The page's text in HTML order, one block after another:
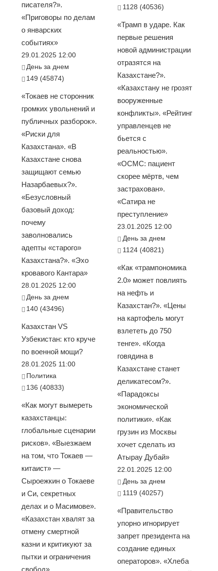
писателя?».
«Приговоры по делам
о январских
событиях»
29.01.2025 12:00
День за днем
149 (45874)
«Токаев не сторонник
громких увольнений и
публичных разборок».
«Риски для
Казахстана». «В
Казахстане снова
защищают семью
Назарбаевых?».
«Безусловный
базовый доход:
почему
заволновались
адепты «старого»
Казахстана?». «Эхо
кровавого Кантара»
28.01.2025 12:00
День за днем
140 (43496)
Казахстан VS
Узбекистан: кто круче
по военной мощи?
28.01.2025 11:00
Политика
136 (40833)
«Как могут вымереть
казахстанцы:
глобальные сценарии
рисков». «Выезжаем
на том, что Токаев —
китаист» —
Сыроежкин о Токаеве
и Си, секретных
делах и о Масимове».
«Казахстан хвалят за
отмену смертной
казни и критикуют за
пытки и ограничения
1128 (40536)
«Трамп в ударе. Как
первые решения
новой администрации
отразятся на
Казахстане?».
«Казахстану не грозят
вооруженные
конфликты». «Рейтинг
управленцев не
бьется с
реальностью».
«ОСМС: пациент
скорее мёртв, чем
застрахован».
«Сатира не
преступление»
23.01.2025 12:00
День за днем
1124 (40821)
«Как «трампономика
2.0» может повлиять
на нефть и
Казахстан?». «Цены
на картофель могут
взлететь до 750
тенге». «Когда
говядина в
Казахстане станет
деликатесом?».
«Парадоксы
экономической
политики». «Как
грузин из Москвы
хочет сделать из
Атырау Дубай»
22.01.2025 12:00
День за днем
1119 (40257)
«Правительство
упорно игнорирует
запрет президента на
создание единых
операторов». «Хлеба